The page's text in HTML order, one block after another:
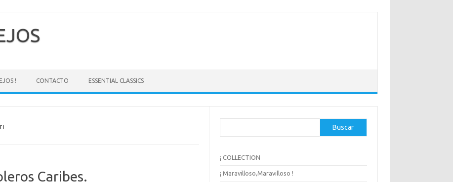
! CONTACTO ESSENTIAL CLASSICS
Caribes.
a
Buscar
¡ COLLECTION
¡ Maravilloso,Maravilloso !